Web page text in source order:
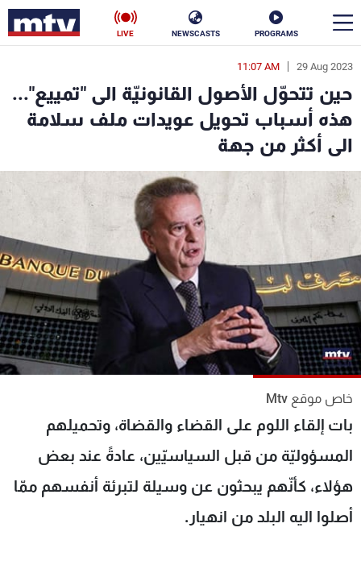
PROGRAMS
NEWSCASTS
LIVE
29 Aug 2023
11:07 AM
حين تتحوّل الأصول القانونيّة الى "تمييع"...
هذه أسباب تحويل عويدات ملف سلامة
الى أكثر من جهة
خاص موقع Mtv
بات إلقاء اللوم على القضاء والقضاة، وتحميلهم
المسؤوليّة من قبل السياسيّين، عادةً عند بعض
هؤلاء، كأنّهم يبحثون عن وسيلة لتبرئة أنفسهم ممّا
أصلوا اليه البلد من انهيار.
en
الأخبار
سياسة
إقتصاد فن
منوعات رياضة
كأس العالم
البرامج
جدول البرامج
شاهد البرامج
الترددات
عن MTV
لاعلاناتكم
وظائف
شروط الإسـتخدام